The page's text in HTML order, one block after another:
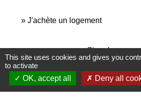
J'achète un logement
Signaler une
This site uses cookies and gives you
to activate
OK, accept all
Deny all